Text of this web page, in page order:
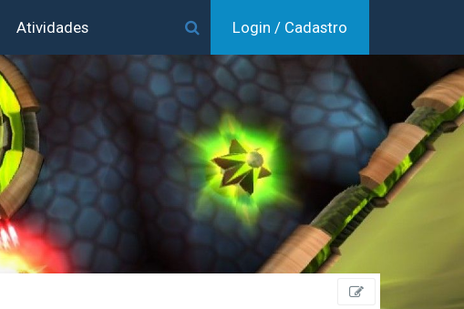
Atividades Login / Cadastro